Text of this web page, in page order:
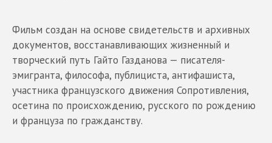
Фильм создан на основе свидетельств и архивных
документов, восстанавливающих жизненный и
творческий путь Гайто Газданова — писателя-
эмигранта, философа, публициста, антифашиста,
участника французского движения Сопротивления,
осетина по происхождению, русского по рождению
и француза по гражданству.